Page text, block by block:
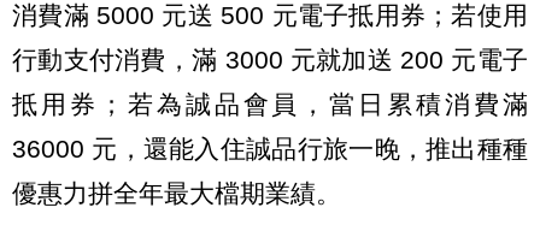
消費滿 5000 元送 500 元電子抵用券；若使用
行動支付消費，滿 3000 元就加送 200 元電子
抵用券；若為誠品會員，當日累積消費滿
36000 元，還能入住誠品行旅一晚，推出種種
優惠力拼全年最大檔期業績。